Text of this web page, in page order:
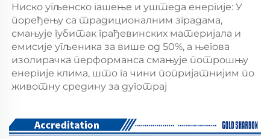
Ниско угљенско гашење и уштеда енергије: У
поређењу са традиционалним зградама,
смањује губитак грађевинских материјала и
емисије угљеника за више од 50%, а његова
изолирачка перформанса смањује потрошњу
енергије клима, што га чини попријатнијим по
животну средину за дуготрај